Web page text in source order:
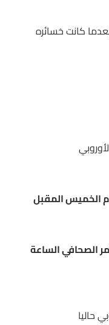
على تراجع 0.22% بعدما كانت خسائره
الخميس المقبل
14:45 والمؤتمر الصحافي الساعة
حاليا